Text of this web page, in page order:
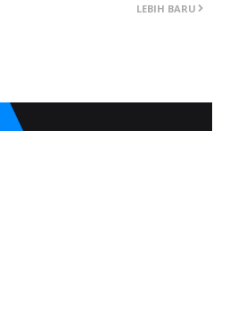
LEBIH BARU